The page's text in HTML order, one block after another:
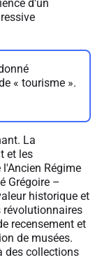
d'un
« tourisme ».
La
et les
Régime
Grégoire –
historique et
révolutionnaires
recensement et
de musées.
des collections